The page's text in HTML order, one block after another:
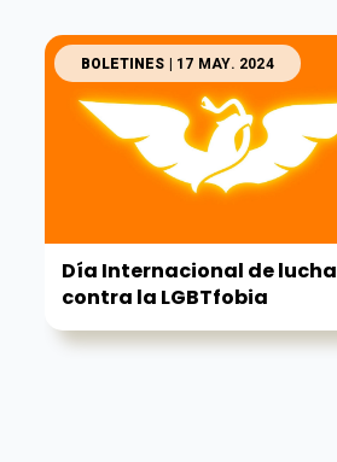
BOLETINES | 17 MAY. 2024
Día Internacional de lucha
contra la LGBTfobia